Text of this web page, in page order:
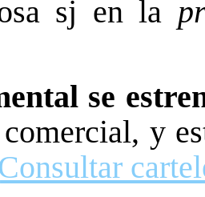
sj en la
se
y